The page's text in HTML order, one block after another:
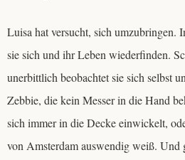
Luisa hat versucht, sich umzubringen.
sie sich und ihr Leben wiederfinden.
unerbittlich beobachtet sie sich selbst
Zebbie, die kein Messer in die Hand
sich immer in die Decke einwickelt,
von Amsterdam auswendig weiß. Und